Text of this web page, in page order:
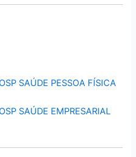
SAÚDE PESSOA FÍSICA
SAÚDE EMPRESARIAL